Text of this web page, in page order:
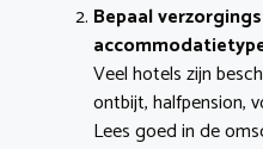
Bepaal
Veel hotels zijn
ontbijt, halfpension,
Lees goed in de